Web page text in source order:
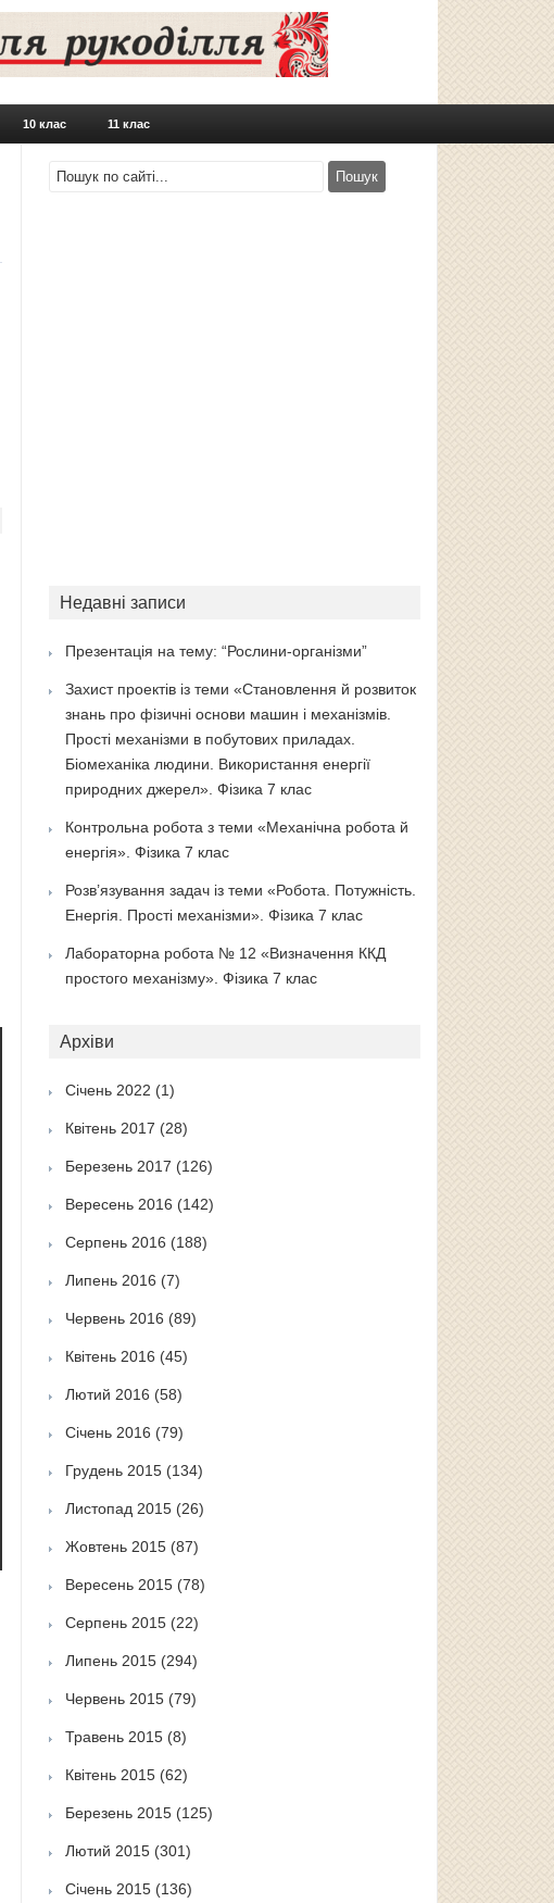
10 клас 11 клас
Недавні записи
Презентація на тему: “Рослини-організми”
Захист проектів із теми «Становлення й розвиток
знань про фізичні основи машин і механізмів.
Прості механізми в побутових приладах.
Біомеханіка людини. Використання енергії
природних джерел». Фізика 7 клас
Контрольна робота з теми «Механічна робота й
енергія». Фізика 7 клас
Розв’язування задач із теми «Робота. Потужність.
Енергія. Прості механізми». Фізика 7 клас
Лабораторна робота № 12 «Визначення ККД
простого механізму». Фізика 7 клас
Архіви
Січень 2022 (1)
Квітень 2017 (28)
Березень 2017 (126)
Вересень 2016 (142)
Серпень 2016 (188)
Липень 2016 (7)
Червень 2016 (89)
Квітень 2016 (45)
Лютий 2016 (58)
Січень 2016 (79)
Грудень 2015(134)
Листопад 2015(26)
Жовтень 2015(87)
Вересень 2015(78)
Серпень 2015(22)
Липень 2015(294)
Червень 2015(79)
Травень 2015(8)
Квітень 2015(62)
Березень 2015(125)
Лютий 2015(301)
Січень 2015(136)